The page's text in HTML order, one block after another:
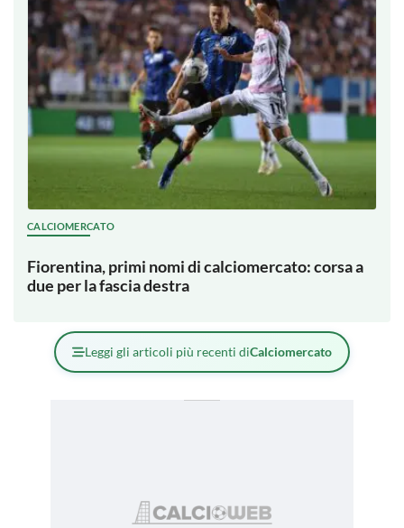
CALCIOMERCATO
Fiorentina, primi nomi di calciomercato: corsa a
due per la fascia destra
Leggi gli articoli più recenti diCalciomercato